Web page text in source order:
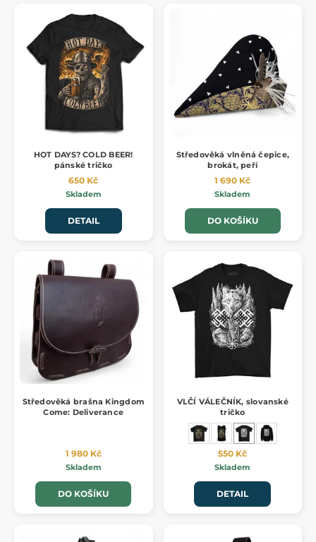
HOT DAYS? COLD BEER!
pánské tričko
650 Kč
Skladem
DETAIL
Středověká vlněná čepice,
brokát, peří
1 690 Kč
Skladem
DO KOŠÍKU
Středověká brašna Kingdom
Come: Deliverance
1 980 Kč
Skladem
DO KOŠÍKU
VLČÍ VÁLEČNÍK, slovanské
tričko
550 Kč
Skladem
DETAIL